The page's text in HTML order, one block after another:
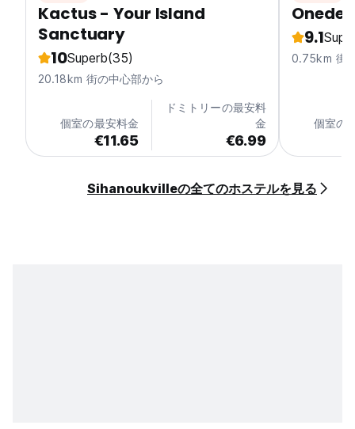
Kactus - Your Island
Sanctuary
10Superb(35)
20.18km 街の中心部から
個室の最安料金
€11.65
ドミトリーの最安料
金
€6.99
9.1
0.75km 街
個室の
Sihanoukvilleの全てのホステルを見る